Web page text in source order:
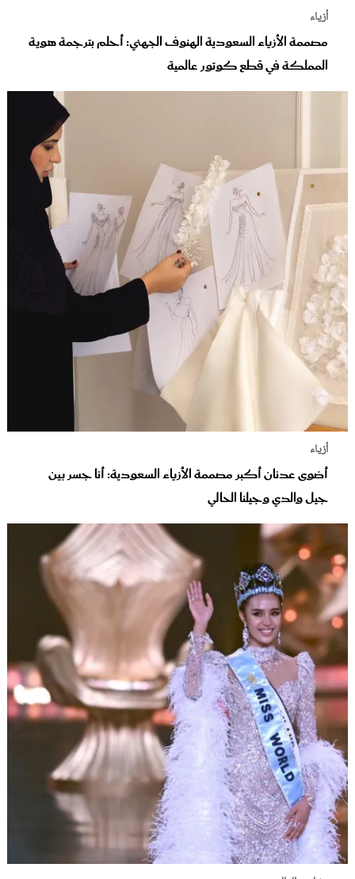
أزياء
مصممة الأزياء السعودية الهنوف الجهني: أحلم بترجمة هوية
المملكة في قطع كوتور عالمية
أزياء
أضوى عدنان أكبر مصممة الأزياء السعودية: أنا جسر بين
جيل والدي وجيلنا الحالي